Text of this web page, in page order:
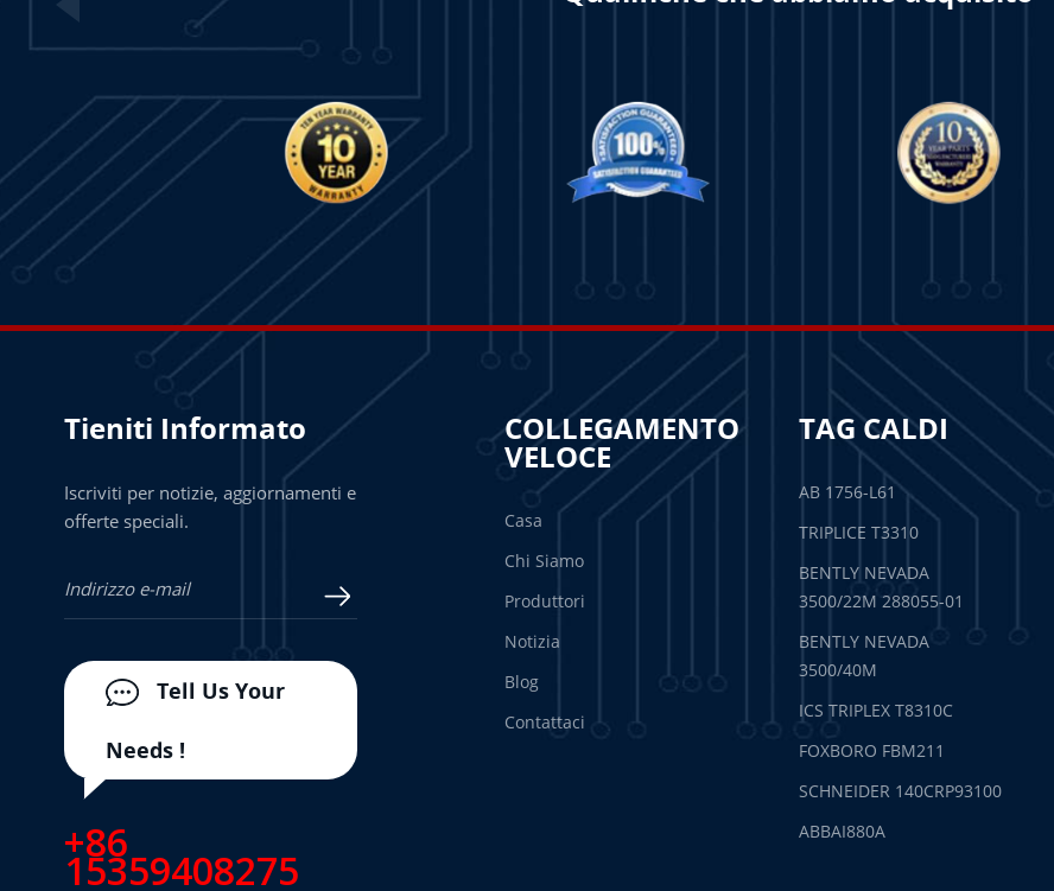
Tieniti Informato
Iscriviti per notizie, aggiornamenti e
offerte speciali.
Tell Us Your
Needs !
+86
15359408275
COLLEGAMENTO
VELOCE
Casa
Chi Siamo
Produttori
Notizia
Blog
Contattaci
TAG CALDI
AB 1756-L61
TRIPLICE T3310
BENTLY NEVADA
3500/22M 288055-01
BENTLY NEVADA
3500/40M
ICS TRIPLEX T8310C
FOXBORO FBM211
SCHNEIDER 140CRP93100
ABBAI880A